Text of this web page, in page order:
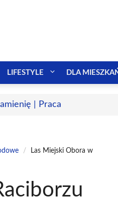
LIFESTYLE DLA
| Praca
/
Las Miejski Obora w